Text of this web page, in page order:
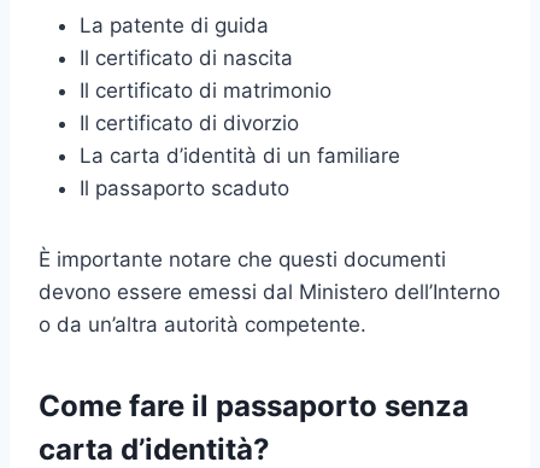
La patente di guida
Il certificato di nascita
Il certificato di matrimonio
Il certificato di divorzio
La carta d’identità di un familiare
Il passaporto scaduto
È importante notare che questi documenti
devono essere emessi dal Ministero dell’Interno
o da un’altra autorità competente.
Come fare il passaporto senza
carta d’identità?